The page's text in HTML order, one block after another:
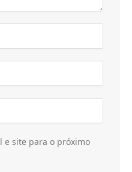
e site para o próximo